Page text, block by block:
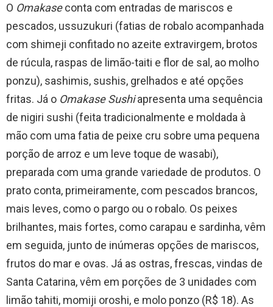
O Omakaseconta com entradas de mariscos e
pescados, ussuzukuri (fatias de robalo acompanhada
com shimeji confitado no azeite extravirgem, brotos
de rúcula, raspas de limão-taiti e flor de sal, ao molho
ponzu), sashimis, sushis, grelhados e até opções
fritas. Já o Omakase Sushiapresenta uma sequência
de nigiri sushi (feita tradicionalmente e moldada à
mão com uma fatia de peixe cru sobre uma pequena
porção de arroz e um leve toque de wasabi),
preparada com uma grande variedade de produtos. O
prato conta, primeiramente, com pescados brancos,
mais leves, como o pargo ou o robalo. Os peixes
brilhantes, mais fortes, como carapau e sardinha, vêm
em seguida, junto de inúmeras opções de mariscos,
frutos do mar e ovas. Já as ostras, frescas, vindas de
Santa Catarina, vêm em porções de 3 unidades com
limão tahiti, momiji oroshi, e molo ponzo (R$ 18). As